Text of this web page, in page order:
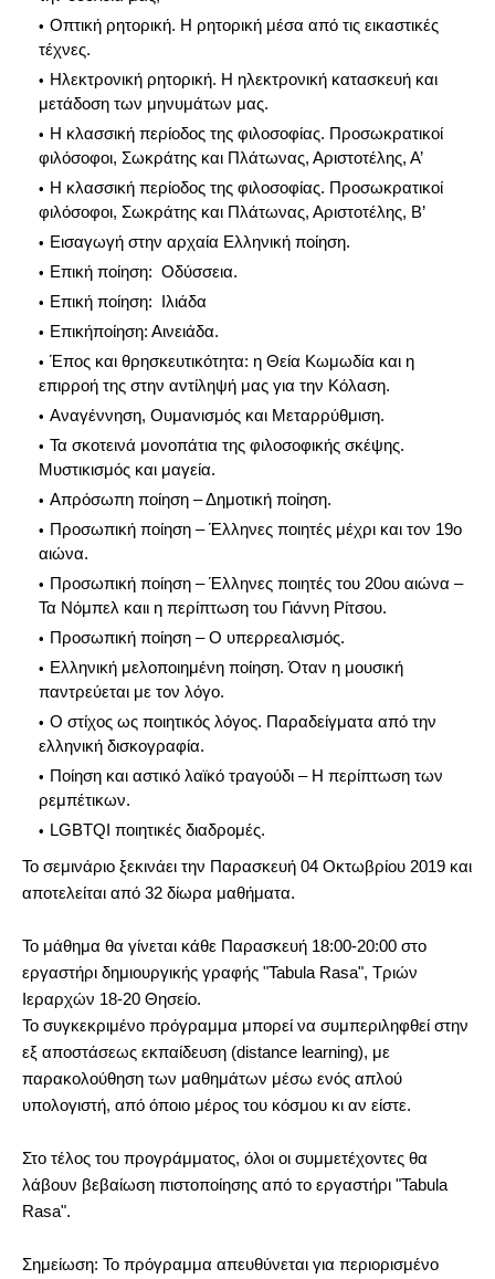
Οπτική ρητορική. Η ρητορική μέσα από τις εικαστικές
τέχνες.
Ηλεκτρονική ρητορική. Η ηλεκτρονική κατασκευή και
μετάδοση των μηνυμάτων μας.
Η κλασσική περίοδος της φιλοσοφίας. Προσωκρατικοί
φιλόσοφοι, Σωκράτης και Πλάτωνας, Αριστοτέλης, Α’
Η κλασσική περίοδος της φιλοσοφίας. Προσωκρατικοί
φιλόσοφοι, Σωκράτης και Πλάτωνας, Αριστοτέλης, Β’
Εισαγωγή στην αρχαία Ελληνική ποίηση.
Επική ποίηση: Οδύσσεια.
Επική ποίηση: Ιλιάδα
Επικήποίηση: Αινειάδα.
Έπος και θρησκευτικότητα: η Θεία Κωμωδία και η
επιρροή της στην αντίληψή μας για την Κόλαση.
Αναγέννηση, Ουμανισμός και Μεταρρύθμιση.
Τα σκοτεινά μονοπάτια της φιλοσοφικής σκέψης.
Μυστικισμός και μαγεία.
Απρόσωπη ποίηση – Δημοτική ποίηση.
Προσωπική ποίηση – Έλληνες ποιητές μέχρι και τον 19ο
αιώνα.
Προσωπική ποίηση – Έλληνες ποιητές του 20ου αιώνα –
Τα Νόμπελ καιι η περίπτωση του Γιάννη Ρίτσου.
Προσωπική ποίηση – Ο υπερρεαλισμός.
Ελληνική μελοποιημένη ποίηση. Όταν η μουσική
παντρεύεται με τον λόγο.
Ο στίχος ως ποιητικός λόγος. Παραδείγματα από την
ελληνική δισκογραφία.
Ποίηση και αστικό λαϊκό τραγούδι – Η περίπτωση των
ρεμπέτικων.
LGBTQI ποιητικές διαδρομές.
Το σεμινάριο ξεκινάει την Παρασκευή 04 Οκτωβρίου 2019 και
αποτελείται από 32 δίωρα μαθήματα.
Το μάθημα θα γίνεται κάθε Παρασκευή 18:00-20:00 στο
εργαστήρι δημιουργικής γραφής "Tabula Rasa", Τριών
Ιεραρχών 18-20 Θησείο.
Το συγκεκριμένο πρόγραμμα μπορεί να συμπεριληφθεί στην
εξ αποστάσεως εκπαίδευση (distance learning), με
παρακολούθηση των μαθημάτων μέσω ενός απλού
υπολογιστή, από όποιο μέρος του κόσμου κι αν είστε.
Στο τέλος του προγράμματος, όλοι οι συμμετέχοντες θα
λάβουν βεβαίωση πιστοποίησης από το εργαστήρι "Tabula
Rasa".
Σημείωση: Το πρόγραμμα απευθύνεται για περιορισμένο